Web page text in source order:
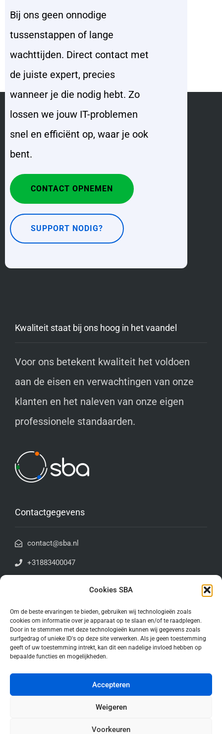
Cookies SBA
Om de beste ervaringen te bieden, gebruiken wij technologieën zoals
cookies om informatie over je apparaat op te slaan en/of te raadplegen.
Door in te stemmen met deze technologieën kunnen wij gegevens zoals
surfgedrag of unieke ID's op deze site verwerken. Als je geen toestemming
geeft of uw toestemming intrekt, kan dit een nadelige invloed hebben op
bepaalde functies en mogelijkheden.
Accepteren
Weigeren
Voorkeuren
Bij ons geen onnodige
tussenstappen of lange
wachttijden. Direct contact met
de juiste expert, precies
wanneer je die nodig hebt. Zo
lossen we jouw IT-problemen
snel en efficiënt op, waar je ook
bent.
CONTACT OPNEMEN
SUPPORT NODIG?
Kwaliteit staat bij ons hoog in het vaandel
Voor ons betekent kwaliteit het voldoen
aan de eisen en verwachtingen van onze
klanten en het naleven van onze eigen
professionele standaarden.
Contactgegevens
contact@sba.nl
+31883400047
Blijf op de hoogte!